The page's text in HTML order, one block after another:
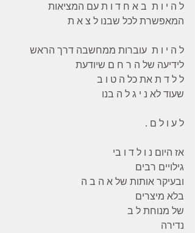
ל ה י ו ת  ב א ח ד ו ת עם המציאות
המאפשרת לכל שבנו ל צ א ת
ל ה י ו ת  עוברות ממחשבה דרך הראש
לידיעה של ה ר ח ם שיודעת
ל ל ד ת את כל ה ט ו ב
שעוד לא נ י ג ל ה בנו
ל ע ו ל ם .
אז היום נ ו ל ד ו בי
גילויים רבים
ובעיקר אותות של א ה ב ה
בלא מיצרים
של מנוחת ל ב
נדירה